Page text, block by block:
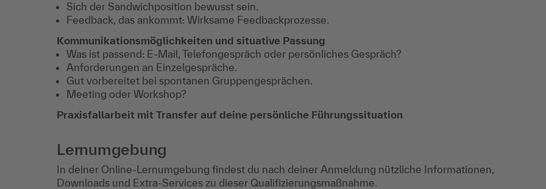
Sich der Sandwichposition bewusst sein.
Feedback, das ankommt: Wirksame Feedbackprozesse.
Kommunikationsmöglichkeiten und situative Passung
Was ist passend: E-Mail, Telefongespräch oder persönliches Gespräch?
Anforderungen an Einzelgespräche.
Gut vorbereitet bei spontanen Gruppengesprächen.
Meeting oder Workshop?
Praxisfallarbeit mit Transfer auf deine persönliche Führungssituation
Lernumgebung
In deiner Online-Lernumgebung findest du nach deiner Anmeldung nützliche Informationen,
Downloads und Extra-Services zu dieser Qualifizierungsmaßnahme.